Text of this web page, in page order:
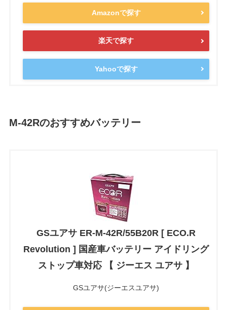
Amazonで探す
楽天で探す
Yahooで探す
M-42Rのおすすめバッテリー
GSユアサ ER-M-42R/55B20R [ ECO.R
Revolution ] 国産車バッテリー アイドリング
ストップ車対応 【 ジーエス ユアサ 】
GSユアサ(ジーエスユアサ)